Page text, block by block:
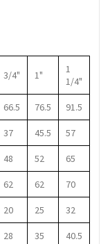
3/4" 1"
1
1/4"
66.5 76.5 91.5
37 45.5 57
48 52 65
62 62 70
20 25 32
28 35 40.5